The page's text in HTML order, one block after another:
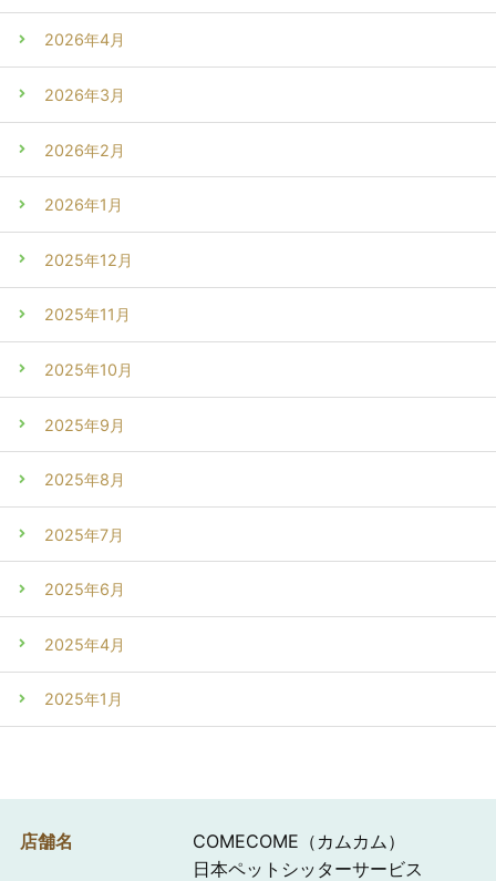
2026年4月
2026年3月
2026年2月
2026年1月
2025年12月
2025年11月
2025年10月
2025年9月
2025年8月
2025年7月
2025年6月
2025年4月
2025年1月
店舗名
COMECOME（カムカム）
日本ペットシッターサービス